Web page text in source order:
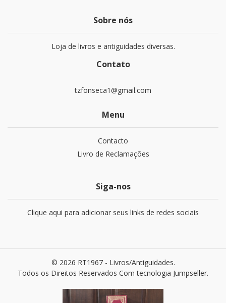
Sobre nós
Loja de livros e antiguidades diversas.
Contato
tzfonseca1@gmail.com
Menu
Contacto
Livro de Reclamações
Siga-nos
Clique aqui para adicionar seus links de redes sociais
© 2026 RT1967 - Livros/Antiguidades.
Todos os Direitos Reservados Com tecnologia Jumpseller.